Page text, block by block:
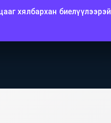
хялбархан биелүүлээрэй